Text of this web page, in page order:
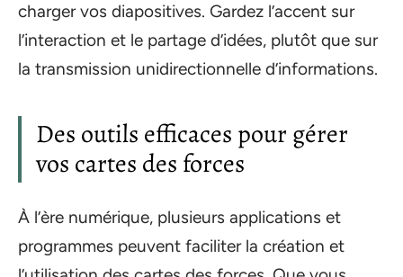
charger vos diapositives. Gardez l’accent sur
l’interaction et le partage d’idées, plutôt que sur
la transmission unidirectionnelle d’informations.
Des outils efficaces pour gérer
vos cartes des forces
À l’ère numérique, plusieurs applications et
programmes peuvent faciliter la création et